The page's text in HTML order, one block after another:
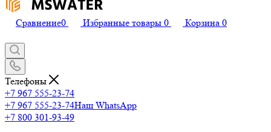
Сравнение0 Избранные товары 0 Корзина 0
Телефоны
+7 967 555-23-74
+7 967 555-23-74Наш WhatsApp
+7 800 301-93-49